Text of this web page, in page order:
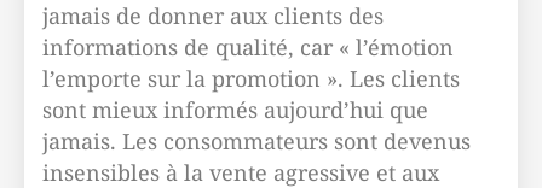
jamais de donner aux clients des
informations de qualité, car « l’émotion
l’emporte sur la promotion ». Les clients
sont mieux informés aujourd’hui que
jamais. Les consommateurs sont devenus
insensibles à la vente agressive et aux